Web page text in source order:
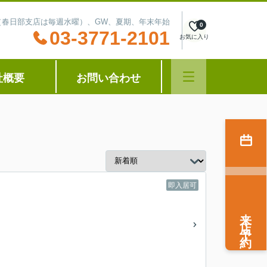
日部支店は毎週水曜）、GW、夏期、年末年始
03-3771-2101 お気に入り
0
概要 お問い合わせ
即入居可
来店予約